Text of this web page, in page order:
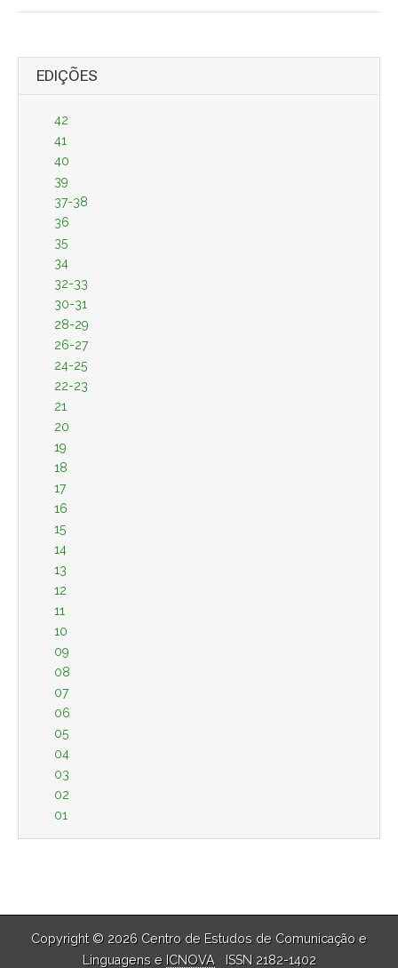
EDIÇÕES
42
41
40
39
37-38
36
35
34
32-33
30-31
28-29
26-27
24-25
22-23
21
20
19
18
17
16
15
14
13
12
11
10
09
08
07
06
05
04
03
02
01
Copyright © 2026 Centro de Estudos de Comunicação e
Linguagens e ICNOVAISSN 2182-1402